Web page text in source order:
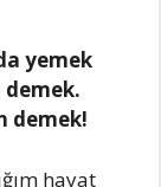
yemek
demek.
demek!
hayat